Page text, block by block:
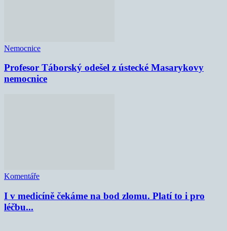
Nemocnice
Profesor Táborský odešel z ústecké Masarykovy
nemocnice
Komentáře
I v medicíně čekáme na bod zlomu. Platí to i pro
léčbu...